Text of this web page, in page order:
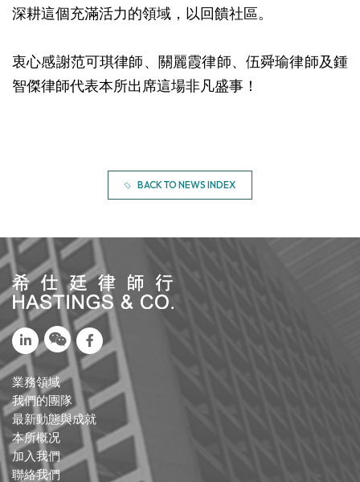
深耕這個充滿活力的領域，以回饋社區。
衷心感謝范可琪律師、關麗霞律師、伍舜瑜律師及鍾
智傑律師代表本所出席這場非凡盛事！
BACK TO NEWS INDEX
業務領域
我們的團隊
最新動態與成就
本所概况
加入我們
聯絡我們